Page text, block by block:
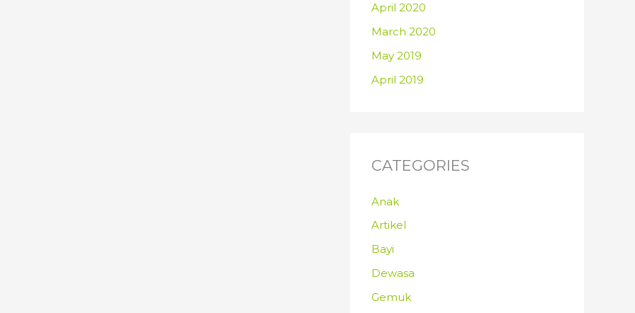
April 2020
March 2020
May 2019
April 2019
CATEGORIES
Anak
Artikel
Bayi
Dewasa
Gemuk